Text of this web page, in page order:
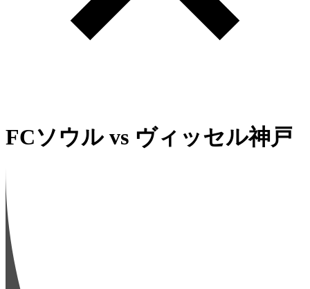
FCソウルvs ヴィッセル神戸